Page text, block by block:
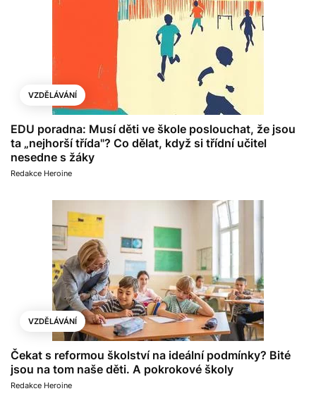
VZDĚLÁVÁNÍ
EDU poradna: Musí děti ve škole poslouchat, že jsou
ta „nejhorší třída"? Co dělat, když si třídní učitel
nesedne s žáky
Redakce Heroine
VZDĚLÁVÁNÍ
Čekat s reformou školství na ideální podmínky? Bité
jsou na tom naše děti. A pokrokové školy
Redakce Heroine